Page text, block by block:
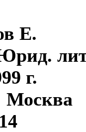
Е.
г.
Москва